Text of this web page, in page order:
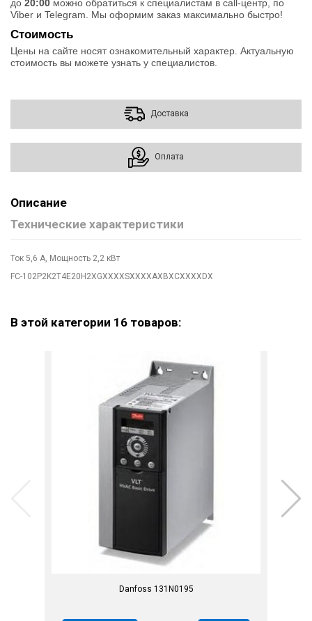
до 20:00 можно обратиться к специалистам в call-центр, по
Viber и Telegram. Мы оформим заказ максимально быстро!
Стоимость
Цены на сайте носят ознакомительный характер. Актуальную
стоимость вы можете узнать у специалистов.
Доставка
Оплата
Описание
Технические характеристики
Ток 5,6 А, Мощность 2,2 кВт
FC-102P2K2T4E20H2XGXXXXSXXXXAXBXCXXXXDX
В этой категории 16 товаров:
Danfoss 131N0195